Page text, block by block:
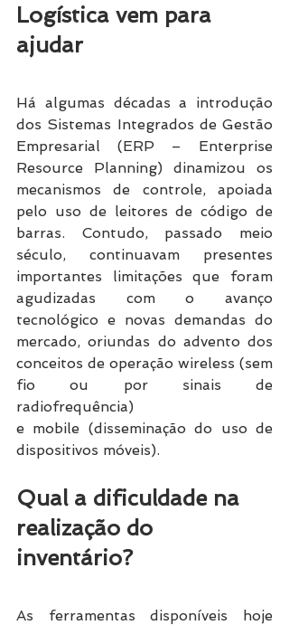
Logística vem para
ajudar
Há algumas décadas a introdução
dos Sistemas Integrados de Gestão
Empresarial (ERP – Enterprise
Resource Planning) dinamizou os
mecanismos de controle, apoiada
pelo uso de leitores de código de
barras. Contudo, passado meio
século, continuavam presentes
importantes limitações que foram
agudizadas com o avanço
tecnológico e novas demandas do
mercado, oriundas do advento dos
conceitos de operação wireless (sem
fio ou por sinais de
radiofrequência)
e mobile (disseminação do uso de
dispositivos móveis).
Qual a dificuldade na
realização do
inventário?
As ferramentas disponíveis hoje